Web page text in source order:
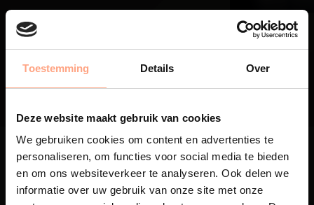
Toestemming Details Over
Deze website maakt gebruik van cookies
We gebruiken cookies om content en advertenties te
personaliseren, om functies voor social media te bieden
en om ons websiteverkeer te analyseren. Ook delen we
informatie over uw gebruik van onze site met onze